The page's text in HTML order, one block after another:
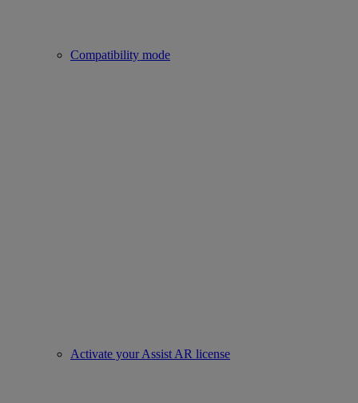
Compatibility mode
Activate your Assist AR license